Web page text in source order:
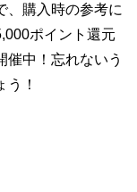
、購入時の参考に
ポイント還元
催中！忘れないう
！